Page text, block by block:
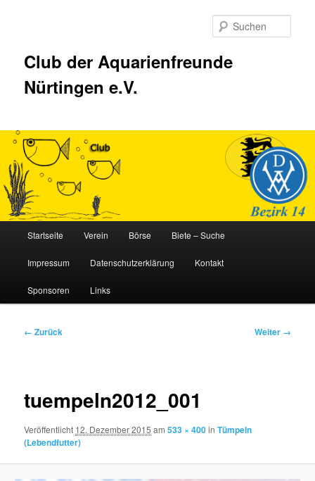
Club der Aquarienfreunde
Nürtingen e.V.
Startseite Verein Börse Biete – Suche
Impressum Datenschutzerklärung Kontakt
Sponsoren Links
Bilder-
← Zurück Weiter →
tuempeln2012_001
Veröffentlicht 12. Dezember 2015 am533 × 400inTümpeln
(Lebendfutter)